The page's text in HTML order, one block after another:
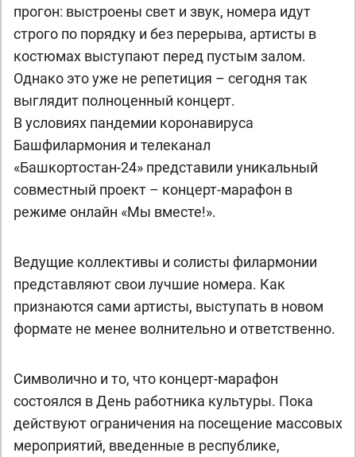
прогон: выстроены свет и звук, номера идут
строго по порядку и без перерыва, артисты в
костюмах выступают перед пустым залом.
Однако это уже не репетиция – сегодня так
выглядит полноценный концерт.
В условиях пандемии коронавируса
Башфилармония и телеканал
«Башкортостан-24» представили уникальный
совместный проект – концерт-марафон в
режиме онлайн «Мы вместе!».
Ведущие коллективы и солисты филармонии
представляют свои лучшие номера. Как
признаются сами артисты, выступать в новом
формате не менее волнительно и ответственно.
Символично и то, что концерт-марафон
состоялся в День работника культуры. Пока
действуют ограничения на посещение массовых
мероприятий, введенные в республике,